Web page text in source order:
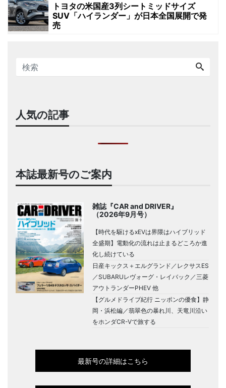
トヨタの米国産3列シートミッドサイズ
SUV「ハイランダー」が日本全国展開で発
売
人気の記事
本誌最新号のご案内
雑誌『CAR and DRIVER』
（2026年9月号）
【時代を駆けるxEVは界隈はハイブリッド
全盛期】電動化の流れは止まるどころか進
化し続けている
日産キックス＋エルグランド／レクサスES
／SUBARUレヴォーグ・レイバック／三菱
アウトランダーPHEV 他
【グルメドライブ紀行 ニッポンの優食】静
岡・浜松編／翡翠色の暴れ川、天竜川沿い
をホンダCR-Vで旅する
最新号の詳細はこちら